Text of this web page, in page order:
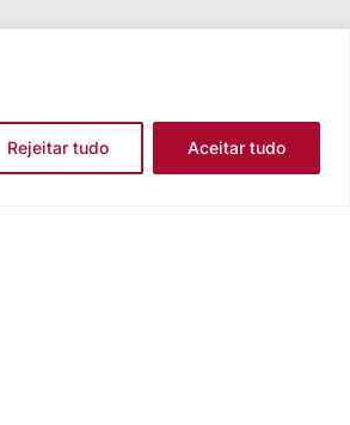
Rejeitar tudo Aceitar tudo